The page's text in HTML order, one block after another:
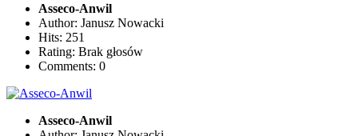
Asseco-Anwil
Author: Janusz Nowacki
Hits: 251
Rating: Brak głosów
Comments: 0
Asseco-Anwil